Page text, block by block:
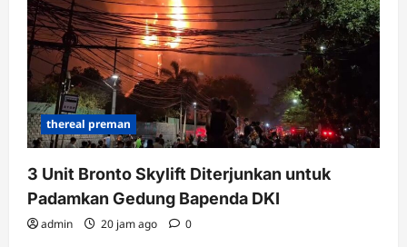
thereal preman
3 Unit Bronto Skylift Diterjunkan untuk
Padamkan Gedung Bapenda DKI
admin 20 jam ago 0